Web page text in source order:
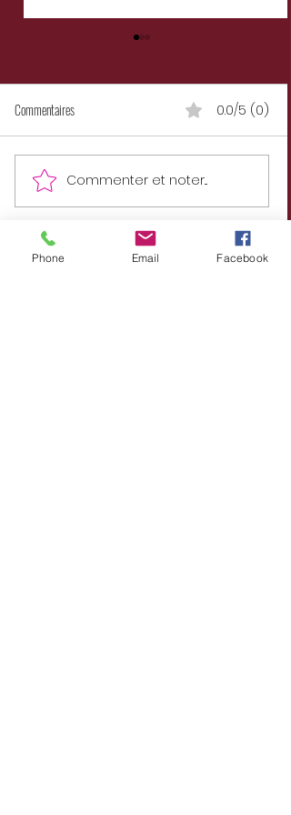
L'homme des Phares- Michel Pacha
Commentaires 0.0/5 (0)
Commenter et noter...
Phone Email Facebook